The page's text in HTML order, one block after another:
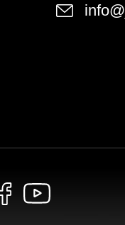
info@